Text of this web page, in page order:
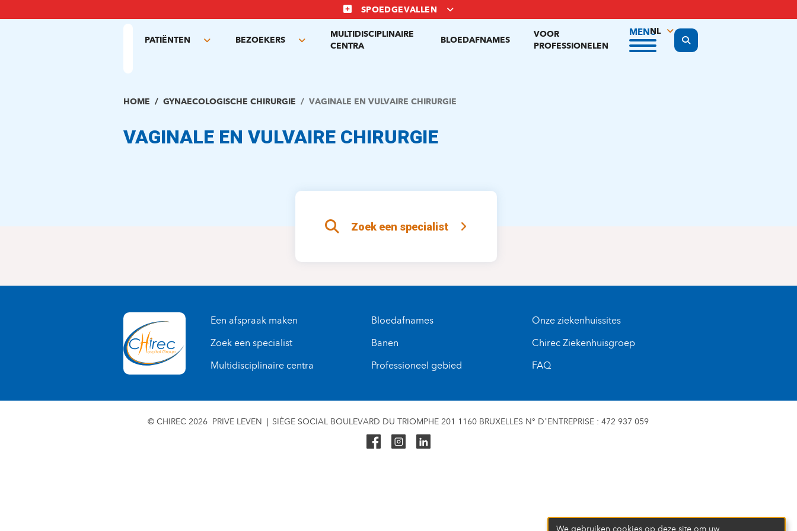
en
SPOEDGEVALLEN
PATIËNTEN
Toggle
BEZOEKERS
Toggle
MULTIDISCIPLINAIRE
CENTRA
BLOEDAFNAMES
VOOR
PROFESSIONELEN
MENU
Display the search form
NL
FR
HOME GYNAECOLOGISCHE CHIRURGIE VAGINALE EN VULVAIRE CHIRURGIE
VAGINALE EN VULVAIRE CHIRURGIE
Zoek een specialist
Een afspraak maken
Zoek een specialist
Multidisciplinaire centra
Bloedafnames
Banen
Professioneel gebied
Onze ziekenhuissites
Chirec Ziekenhuisgroep
FAQ
© CHIREC 2026 PRIVE LEVEN SIÈGE SOCIAL BOULEVARD DU TRIOMPHE 201 1160 BRUXELLES N° D’ENTREPRISE : 472 937 059
We gebruiken cookies op deze site om uw